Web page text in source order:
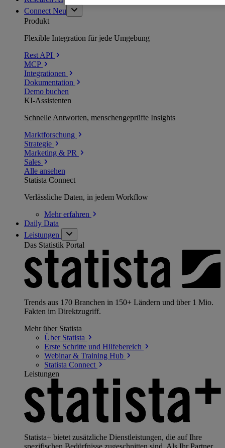
Connect Neu
Produkt
Flexible Integration für jede Umgebung
Rest API
MCP
Integrationen
Dokumentation
Demo buchen
KI-Assistenten
Schnelle Antworten, menschengeprüfte Insights
Marktforschung
Strategie
Marketing & PR
Sales
Alle ansehen
Statista Connect
Verlässliche Daten, in jedem Workflow
Mehrerfahren
Daily Data
Leistungen
Das Statistik Portal
Trends aus 170 Branchen in 150+ Ländern und über 1 Mio.
Fakten im Direktzugriff.
Mehr über Statista
Über Statista
Erste Schritte und Hilfebereich
Webinar & Training Hub
Statista Connect
Leistungen
Statista+ bietet zusätzliche Dienstleistungen, die auf Ihre
spezifischen Bedürfnisse zugeschnitten sind. Als Ihr Partner